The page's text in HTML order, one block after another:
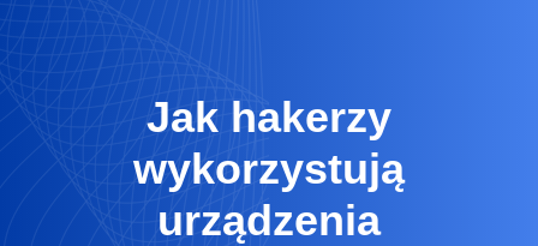
Jak hakerzy
wykorzystują
urządzenia